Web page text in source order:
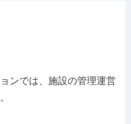
ンでは、施設の管理運営